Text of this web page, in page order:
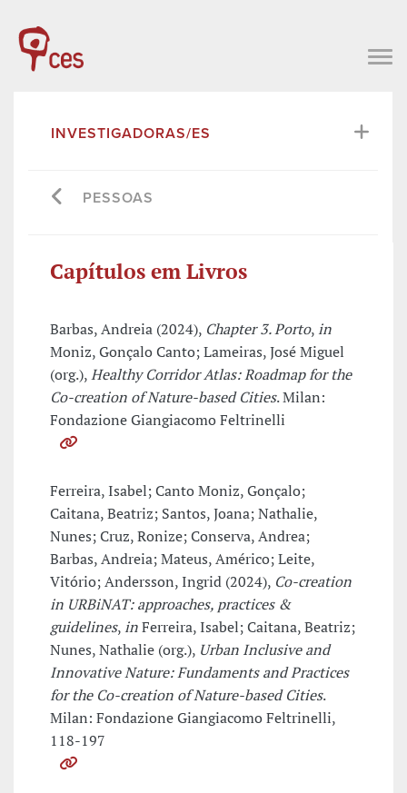
INVESTIGADORAS/ES
PESSOAS
Capítulos em Livros
Barbas, Andreia (2024), Chapter 3. Porto,in
Moniz, Gonçalo Canto; Lameiras, José Miguel
(org.),Healthy Corridor Atlas: Roadmap for the
Co-creation of Nature-based Cities. Milan:
Fondazione Giangiacomo Feltrinelli
Ferreira, Isabel; Canto Moniz, Gonçalo;
Caitana, Beatriz; Santos, Joana; Nathalie,
Nunes; Cruz, Ronize; Conserva, Andrea;
Barbas, Andreia; Mateus, Américo; Leite,
Vitório; Andersson, Ingrid (2024), Co-creation
in URBiNAT: approaches, practices &
guidelines,inFerreira, Isabel; Caitana, Beatriz;
Nunes, Nathalie (org.), Urban Inclusive and
Innovative Nature: Fundaments and Practices
for the Co-creation of Nature-based Cities.
Milan: Fondazione Giangiacomo Feltrinelli,
118-197